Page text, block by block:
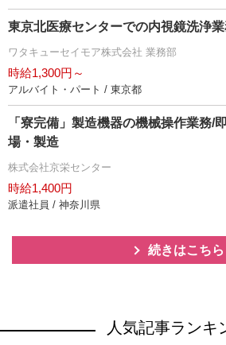
東京北医療センターでの内視鏡洗浄
ワタキューセイモア株式会社 業務部
時給1,300円～
アルバイト・パート / 東京都
「寮完備」製造機器の機械操作業務/
場・製造
株式会社京栄センター
時給1,400円
派遣社員 / 神奈川県
続きはこちら
人気記事ランキ